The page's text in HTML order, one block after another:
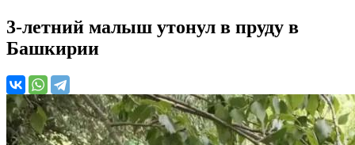
3-летний малыш утонул в пруду в
Башкирии